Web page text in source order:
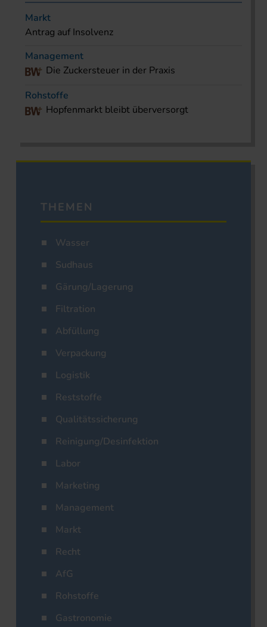
Markt
Antrag auf Insolvenz
Management
Die Zuckersteuer in der Praxis
Rohstoffe
Hopfenmarkt bleibt überversorgt
THEMEN
Wasser
Sudhaus
Gärung/Lagerung
Filtration
Abfüllung
Verpackung
Logistik
Reststoffe
Qualitätssicherung
Reinigung/Desinfektion
Labor
Marketing
Management
Markt
Recht
AfG
Rohstoffe
Gastronomie